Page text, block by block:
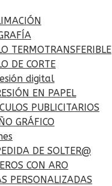
TERMOTRANSFERIBLE
DE CORTE
digital
EN PAPEL
PUBLICITARIOS
GRÁFICO
DE SOLTER@
CON ARO
PERSONALIZADAS